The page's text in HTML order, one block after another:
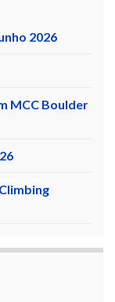
2026
MCC Boulder